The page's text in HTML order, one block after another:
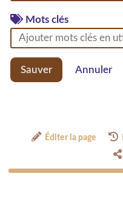
Mots clés
Sauver Annuler
Éditer la page